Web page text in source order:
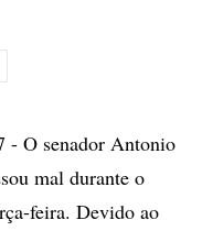
- O senador Antonio
mal durante o
feira. Devido ao